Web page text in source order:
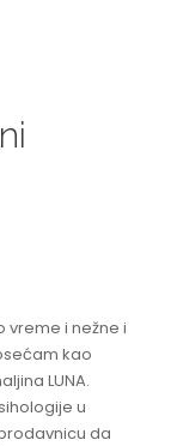
vreme i nežne i
kao
LUNA.
u
da